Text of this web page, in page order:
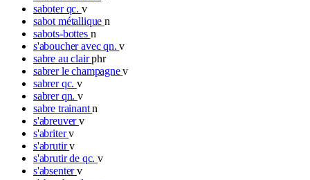
saboter qc. v
sabot métalliquen
sabots-bottes n
s'aboucher avec qn.v
sabre au clairphr
sabrer le champagnev
sabrer qc.v
sabrer qn.v
sabre trainantn
s'abreuverv
s'abriterv
s'abrutirv
s'abrutir de qc.v
s'absenterv